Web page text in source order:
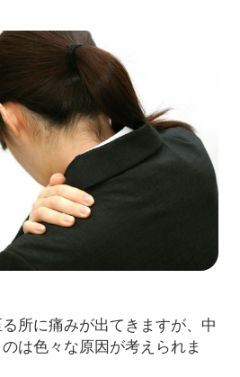
所に痛みが出てきますが、中
は色々な原因が考えられま